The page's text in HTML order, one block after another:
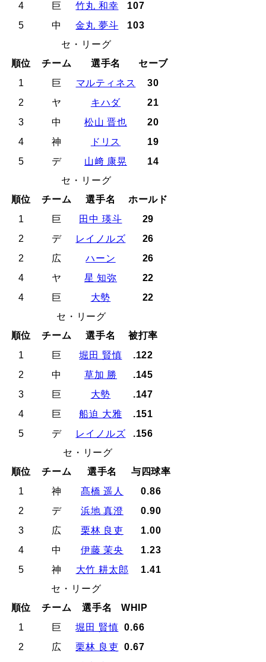
4
巨 竹丸 和幸
107
5
中 金丸 夢斗
103
セ・リーグ
順位
チーム 選手名
セーブ
1
巨 マルティネス
30
2
ヤ キハダ
21
3
中 松山 晋也
20
4
神 ドリス
19
5
デ 山﨑 康晃
14
セ・リーグ
順位
チーム 選手名
ホールド
1
巨 田中 瑛斗
29
2
デ レイノルズ
26
2
広 ハーン
26
4
ヤ 星 知弥
22
4
巨 大勢
22
セ・リーグ
順位
チーム 選手名
被打率
1
巨 堀田 賢慎
.122
2
中 草加 勝
.145
3
巨 大勢
.147
4
巨 船迫 大雅
.151
5
デ レイノルズ
.156
セ・リーグ
順位
チーム 選手名
与四球率
1
神 髙橋 遥人
0.86
2
デ 浜地 真澄
0.90
3
広 栗林 良吏
1.00
4
中 伊藤 茉央
1.23
5
神 大竹 耕太郎
1.41
セ・リーグ
順位
チーム 選手名
WHIP
1
巨 堀田 賢慎
0.66
2
広 栗林 良吏
0.67